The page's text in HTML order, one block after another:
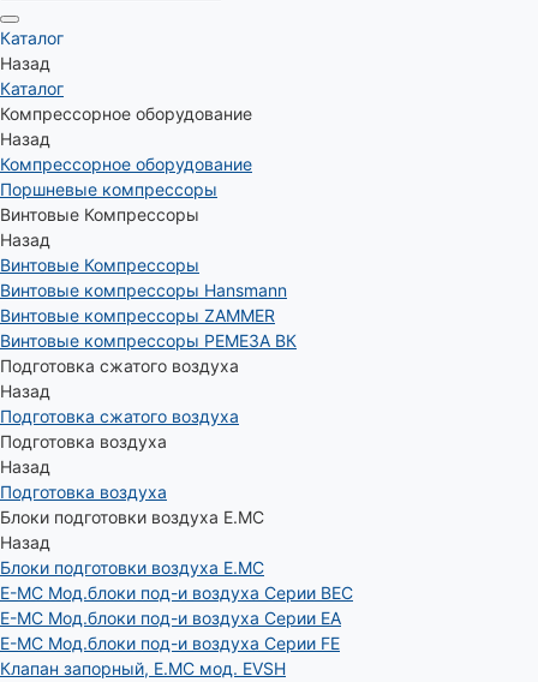
Каталог
Назад
Каталог
Компрессорное оборудование
Назад
Компрессорное оборудование
Поршневые компрессоры
Винтовые Компрессоры
Назад
Винтовые Компрессоры
Винтовые компрессоры Hansmann
Винтовые компрессоры ZAMMER
Винтовые компрессоры РЕМЕЗА ВК
Подготовка сжатого воздуха
Назад
Подготовка сжатого воздуха
Подготовка воздуха
Назад
Подготовка воздуха
Блоки подготовки воздуха E.MC
Назад
Блоки подготовки воздуха E.MC
E-MC Мод.блоки под-и воздуха Серии BEC
E-MC Мод.блоки под-и воздуха Серии EA
E-MC Мод.блоки под-и воздуха Серии FE
Клапан запорный, E.MC мод. EVSH